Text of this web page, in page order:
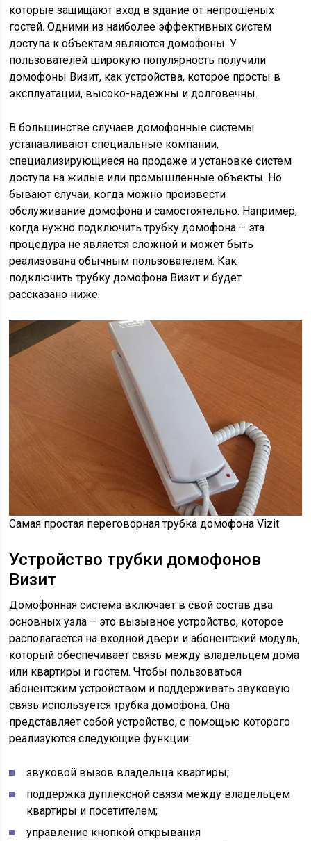
которые защищают вход в здание от непрошеных
гостей. Одними из наиболее эффективных систем
доступа к объектам являются домофоны. У
пользователей широкую популярность получили
домофоны Визит, как устройства, которое просты в
эксплуатации, высоко-надежны и долговечны.
В большинстве случаев домофонные системы
устанавливают специальные компании,
специализирующиеся на продаже и установке систем
доступа на жилые или промышленные объекты. Но
бывают случаи, когда можно произвести
обслуживание домофона и самостоятельно. Например,
когда нужно подключить трубку домофона – эта
процедура не является сложной и может быть
реализована обычным пользователем. Как
подключить трубку домофона Визит и будет
рассказано ниже.
Самая простая переговорная трубка домофона Vizit
Устройство трубки домофонов
Визит
Домофонная система включает в свой состав два
основных узла – это вызывное устройство, которое
располагается на входной двери и абонентский модуль,
который обеспечивает связь между владельцем дома
или квартиры и гостем. Чтобы пользоваться
абонентским устройством и поддерживать звуковую
связь используется трубка домофона. Она
представляет собой устройство, с помощью которого
реализуются следующие функции:
звуковой вызов владельца квартиры;
поддержка дуплексной связи между владельцем
квартиры и посетителем;
управление кнопкой открывания